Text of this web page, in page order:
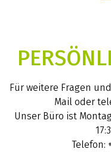
Für weitere Fragen
Mail oder
Unser Büro ist
Telefon: